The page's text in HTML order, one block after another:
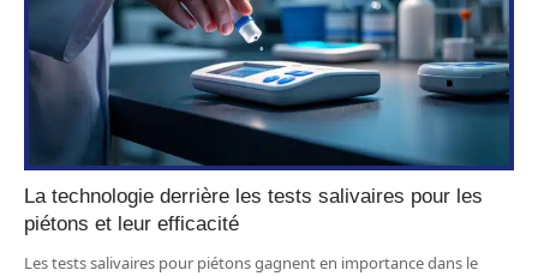
La technologie derrière les tests salivaires pour les
piétons et leur efficacité
Les tests salivaires pour piétons gagnent en importance dans le